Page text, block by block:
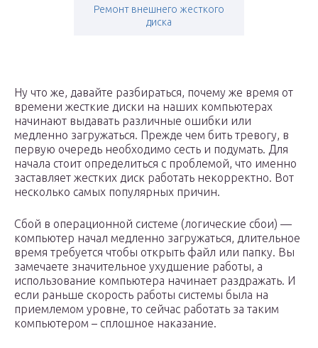
Ремонт внешнего жесткого
диска
Ну что же, давайте разбираться, почему же время от
времени жесткие диски на наших компьютерах
начинают выдавать различные ошибки или
медленно загружаться. Прежде чем бить тревогу, в
первую очередь необходимо сесть и подумать. Для
начала стоит определиться с проблемой, что именно
заставляет жестких диск работать некорректно. Вот
несколько самых популярных причин.
Сбой в операционной системе (логические сбои) —
компьютер начал медленно загружаться, длительное
время требуется чтобы открыть файл или папку. Вы
замечаете значительное ухудшение работы, а
использование компьютера начинает раздражать. И
если раньше скорость работы системы была на
приемлемом уровне, то сейчас работать за таким
компьютером – сплошное наказание.